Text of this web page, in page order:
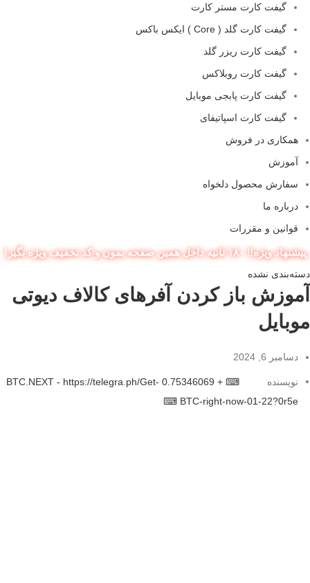
گیفت کارت مستر کارت
گیفت کارت گلد ( Core ) ایکس باکس
گیفت کارت ریزر گلد
گیفت کارت روبلاکس
گیفت کارت پابجی موبایل
گیفت کارت اسپاتیفای
همکاری در فروش
آموزش
سفارش محصول دلخواه
درباره ما
قوانین و مقررات
پیشنهاد ویژه‼️ ۱۸۰ ثانیه داخل همین صفحه بمون و کد تخفیف ویژه بگیر!
دسته‌بندی نشده
آموزش باز کردن آفرهای کالاف دیوتی
موبایل
دسامبر 6, 2024
نویسنده
⌨ + 0.75346069 BTC.NEXT - https://telegra.ph/Get-
BTC-right-now-01-22?0r5e ⌨